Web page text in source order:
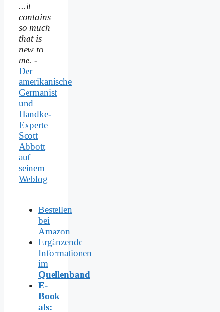
...it
contains
so much
that is
new to
me. -
Der
amerikanische
Germanist
und
Handke-
Experte
Scott
Abbott
auf
seinem
Weblog
Bestellen
bei
Amazon
Ergänzende
Informationen
im
Quellenband
E-
Book
als: